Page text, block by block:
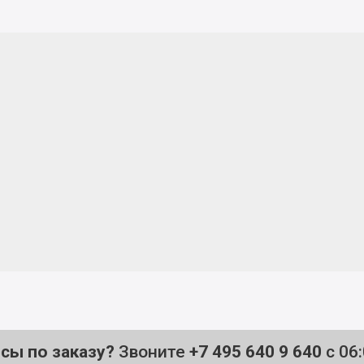
по заказу? Звоните +7 495 640 9 640 с